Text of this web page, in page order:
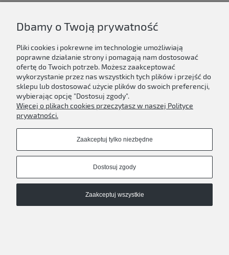
64,00 zł
Dbamy o Twoją prywatność
Pliki cookies i pokrewne im technologie umożliwiają
poprawne działanie strony i pomagają nam dostosować
ofertę do Twoich potrzeb. Możesz zaakceptować
wykorzystanie przez nas wszystkich tych plików i przejść do
sklepu lub dostosować użycie plików do swoich preferencji,
wybierając opcję "Dostosuj zgody".
Więcej o plikach cookies przeczytasz w naszej Polityce
prywatności.
Zaakceptuj tylko niezbędne
Dostosuj zgody
Zaakceptuj wszystkie